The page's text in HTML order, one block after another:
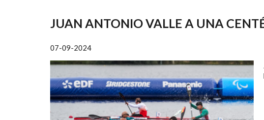
DE
AYUDA
A
LA
NAVEGACIÓN
JUAN ANTONIO VALLE A UNA
07-09-2024